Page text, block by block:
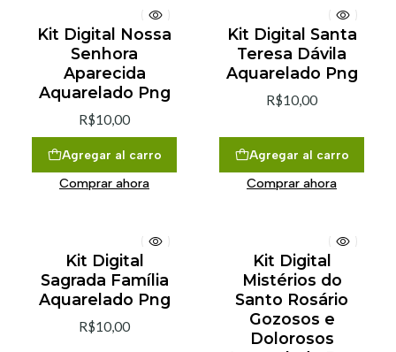
Kit Digital Nossa
Senhora
Aparecida
Aquarelado Png
R$10,00
Agregar al carro
Comprar ahora
Kit Digital Santa
Teresa Dávila
Aquarelado Png
R$10,00
Agregar al carro
Comprar ahora
Kit Digital
Sagrada Família
Aquarelado Png
R$10,00
Kit Digital
Mistérios do
Santo Rosário
Gozosos e
Dolorosos